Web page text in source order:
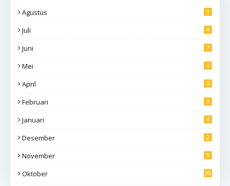
Agustus 1
Juli 4
Juni 7
Mei 1
April 5
Februari 3
Januari 4
Desember 2
November 9
Oktober 39